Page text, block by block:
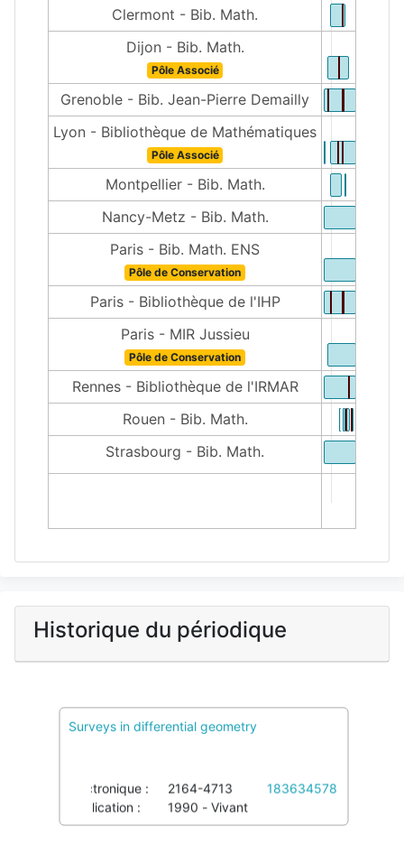
Clermont - Bib. Math.
Dijon - Bib. Math.
Pôle Associé
Grenoble - Bib. Jean-Pierre Demailly
Lyon - Bibliothèque de Mathématiques
Pôle Associé
Montpellier - Bib. Math.
Nancy-Metz - Bib. Math.
Paris - Bib. Math. ENS
Pôle de Conservation
Paris - Bibliothèque de l'IHP
Paris - MIR Jussieu
Pôle de Conservation
Rennes - Bibliothèque de l'IRMAR
Rouen - Bib. Math.
Strasbourg - Bib. Math.
Historique du périodique
Surveys in differential geometry
Électronique :
2164-4713
183634578
Publication :
1990 - Vivant